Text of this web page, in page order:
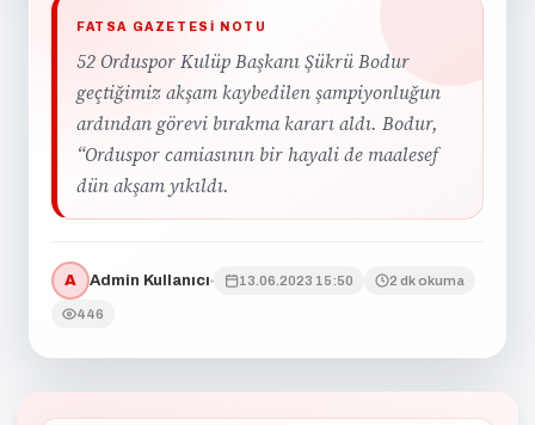
FATSA GAZETESI NOTU
52 Orduspor Kulüp Başkanı Şükrü Bodur
geçtiğimiz akşam kaybedilen şampiyonluğun
ardından görevi bırakma kararı aldı. Bodur,
“Orduspor camiasının bir hayali de maalesef
dün akşam yıkıldı.
A Admin Kullanıcı 13.06.2023 15:50 2 dk okuma
446